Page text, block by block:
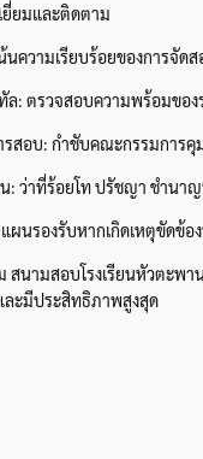
ยี่ยมและติดตาม
นความเรียบร้อยของการจั
: ตรวจสอบความพร้อมขอ
สอบ: กำชับคณะกรรมการคุ
: ว่าที่ร้อยโท ปรัชญา ชำนา
นรองรับหากเกิดเหตุขัดข้
สนามสอบโรงเรียนหัวตะพ
ละมีประสิทธิภาพสูงสุด